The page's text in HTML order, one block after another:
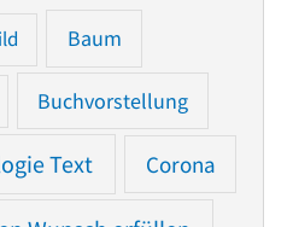
Baum
Buchvorstellung
Text Corona